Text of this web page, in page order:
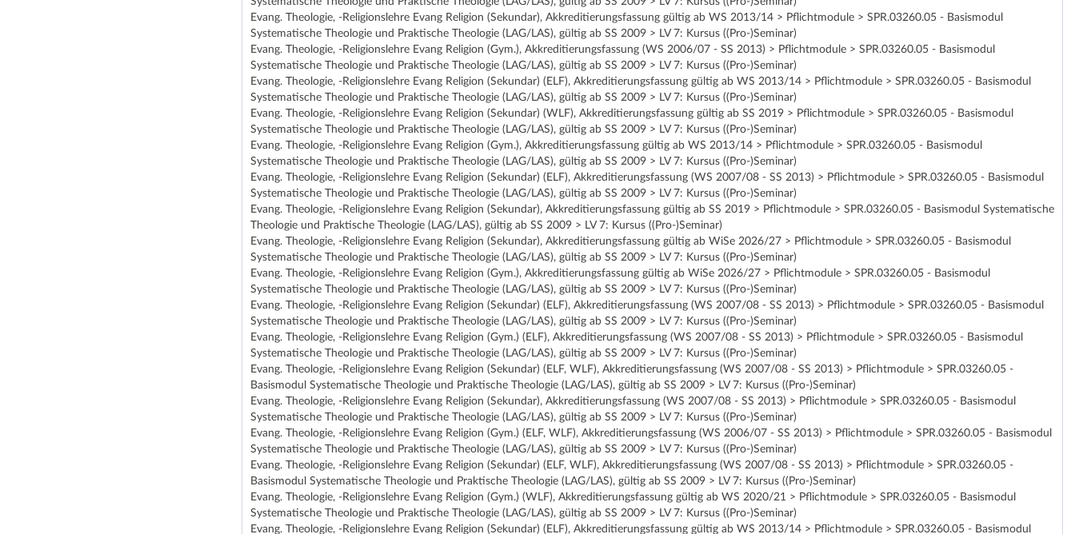
Evang. Theologie, -Religionslehre Evang Religion (Sekundar), Akkreditierungsfassung gültig ab WS 2013/14 > Pflichtmodule > SPR.03260.05 - Basismodul
Systematische Theologie und Praktische Theologie (LAG/LAS), gültig ab SS 2009 > LV 7: Kursus ((Pro-)Seminar)
Evang. Theologie, -Religionslehre Evang Religion (Gym.), Akkreditierungsfassung (WS 2006/07 - SS 2013) > Pflichtmodule > SPR.03260.05 - Basismodul
Systematische Theologie und Praktische Theologie (LAG/LAS), gültig ab SS 2009 > LV 7: Kursus ((Pro-)Seminar)
Evang. Theologie, -Religionslehre Evang Religion (Sekundar) (ELF), Akkreditierungsfassung gültig ab WS 2013/14 > Pflichtmodule > SPR.03260.05 - Basismodul
Systematische Theologie und Praktische Theologie (LAG/LAS), gültig ab SS 2009 > LV 7: Kursus ((Pro-)Seminar)
Evang. Theologie, -Religionslehre Evang Religion (Sekundar) (WLF), Akkreditierungsfassung gültig ab SS 2019 > Pflichtmodule > SPR.03260.05 - Basismodul
Systematische Theologie und Praktische Theologie (LAG/LAS), gültig ab SS 2009 > LV 7: Kursus ((Pro-)Seminar)
Evang. Theologie, -Religionslehre Evang Religion (Gym.), Akkreditierungsfassung gültig ab WS 2013/14 > Pflichtmodule > SPR.03260.05 - Basismodul
Systematische Theologie und Praktische Theologie (LAG/LAS), gültig ab SS 2009 > LV 7: Kursus ((Pro-)Seminar)
Evang. Theologie, -Religionslehre Evang Religion (Sekundar) (ELF), Akkreditierungsfassung (WS 2007/08 - SS 2013) > Pflichtmodule > SPR.03260.05 - Basismodul
Systematische Theologie und Praktische Theologie (LAG/LAS), gültig ab SS 2009 > LV 7: Kursus ((Pro-)Seminar)
Evang. Theologie, -Religionslehre Evang Religion (Sekundar), Akkreditierungsfassung gültig ab SS 2019 > Pflichtmodule > SPR.03260.05 - Basismodul Systematische
Theologie und Praktische Theologie (LAG/LAS), gültig ab SS 2009 > LV 7: Kursus ((Pro-)Seminar)
Evang. Theologie, -Religionslehre Evang Religion (Sekundar), Akkreditierungsfassung gültig ab WiSe 2026/27 > Pflichtmodule > SPR.03260.05 - Basismodul
Systematische Theologie und Praktische Theologie (LAG/LAS), gültig ab SS 2009 > LV 7: Kursus ((Pro-)Seminar)
Evang. Theologie, -Religionslehre Evang Religion (Gym.), Akkreditierungsfassung gültig ab WiSe 2026/27 > Pflichtmodule > SPR.03260.05 - Basismodul
Systematische Theologie und Praktische Theologie (LAG/LAS), gültig ab SS 2009 > LV 7: Kursus ((Pro-)Seminar)
Evang. Theologie, -Religionslehre Evang Religion (Sekundar) (ELF), Akkreditierungsfassung (WS 2007/08 - SS 2013) > Pflichtmodule > SPR.03260.05 - Basismodul
Systematische Theologie und Praktische Theologie (LAG/LAS), gültig ab SS 2009 > LV 7: Kursus ((Pro-)Seminar)
Evang. Theologie, -Religionslehre Evang Religion (Gym.) (ELF), Akkreditierungsfassung (WS 2007/08 - SS 2013) > Pflichtmodule > SPR.03260.05 - Basismodul
Systematische Theologie und Praktische Theologie (LAG/LAS), gültig ab SS 2009 > LV 7: Kursus ((Pro-)Seminar)
Evang. Theologie, -Religionslehre Evang Religion (Sekundar) (ELF, WLF), Akkreditierungsfassung (WS 2007/08 - SS 2013) > Pflichtmodule > SPR.03260.05 -
Basismodul Systematische Theologie und Praktische Theologie (LAG/LAS), gültig ab SS 2009 > LV 7: Kursus ((Pro-)Seminar)
Evang. Theologie, -Religionslehre Evang Religion (Sekundar), Akkreditierungsfassung (WS 2007/08 - SS 2013) > Pflichtmodule > SPR.03260.05 - Basismodul
Systematische Theologie und Praktische Theologie (LAG/LAS), gültig ab SS 2009 > LV 7: Kursus ((Pro-)Seminar)
Evang. Theologie, -Religionslehre Evang Religion (Gym.) (ELF, WLF), Akkreditierungsfassung (WS 2006/07 - SS 2013) > Pflichtmodule > SPR.03260.05 - Basismodul
Systematische Theologie und Praktische Theologie (LAG/LAS), gültig ab SS 2009 > LV 7: Kursus ((Pro-)Seminar)
Evang. Theologie, -Religionslehre Evang Religion (Sekundar) (ELF, WLF), Akkreditierungsfassung (WS 2007/08 - SS 2013) > Pflichtmodule > SPR.03260.05 -
Basismodul Systematische Theologie und Praktische Theologie (LAG/LAS), gültig ab SS 2009 > LV 7: Kursus ((Pro-)Seminar)
Evang. Theologie, -Religionslehre Evang Religion (Gym.) (WLF), Akkreditierungsfassung gültig ab WS 2020/21 > Pflichtmodule > SPR.03260.05 - Basismodul
Systematische Theologie und Praktische Theologie (LAG/LAS), gültig ab SS 2009 > LV 7: Kursus ((Pro-)Seminar)
Evang. Theologie, -Religionslehre Evang Religion (Sekundar) (ELF), Akkreditierungsfassung gültig ab WS 2013/14 > Pflichtmodule > SPR.03260.05 - Basismodul